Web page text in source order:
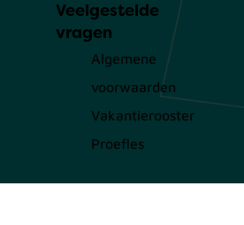
Veelgestelde
vragen
Algemene
voorwaarden
Vakantierooster
Proefles